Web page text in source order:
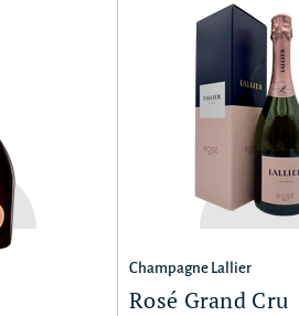
Champagne Lallier
Rosé Grand Cru